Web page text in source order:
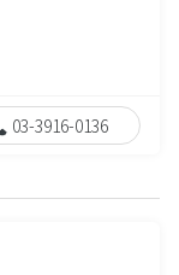
03-3916-0136